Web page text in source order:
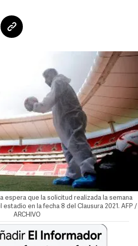
espera que la solicitud realizada la semana
en la fecha 8 del Clausura 2021. AFP /
ARCHIVO